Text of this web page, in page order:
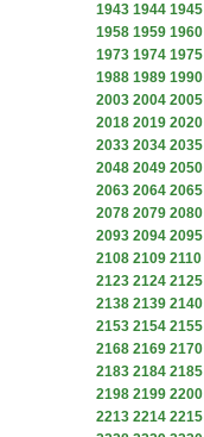
1943 1944 1945
1958 1959 1960
1973 1974 1975
1988 1989 1990
2003 2004 2005
2018 2019 2020
2033 2034 2035
2048 2049 2050
2063 2064 2065
2078 2079 2080
2093 2094 2095
2108 2109 2110
2123 2124 2125
2138 2139 2140
2153 2154 2155
2168 2169 2170
2183 2184 2185
2198 2199 2200
2213 2214 2215